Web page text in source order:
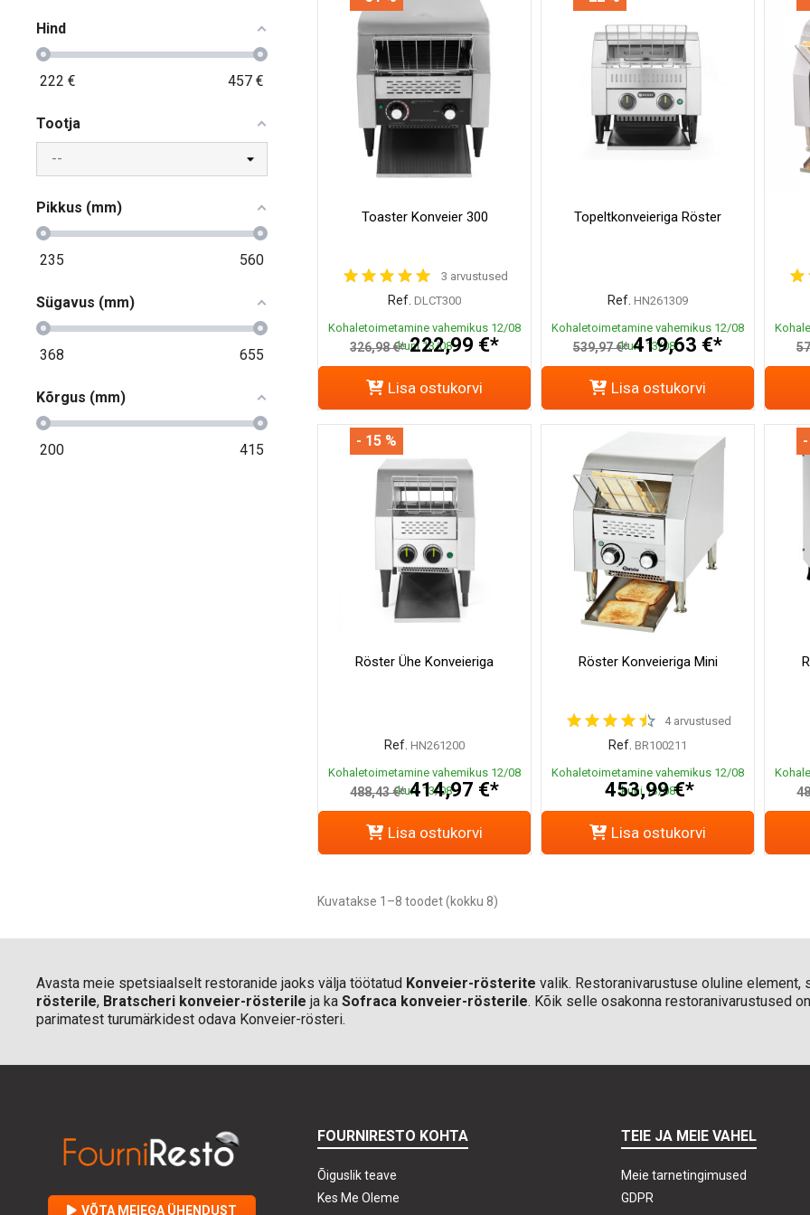
Hind
222 € 457 €
Tootja
Pikkus (mm)
235 560
Sügavus (mm)
368 655
Kõrgus (mm)
200 415
Toaster Konveier 300
3 arvustused
Ref. DLCT300
Kohaletoimetamine vahemikus 12/08
kuni 13/08
326,98 €* 222,99 €*
Lisa ostukorvi
Topeltkonveieriga Röster
Ref. HN261309
Kohaletoimetamine vahemikus 12/08
kuni 13/08
539,97 €* 419,63 €*
Lisa ostukorvi
Röster Ühe Konveieriga
Ref. HN261200
Kohaletoimetamine vahemikus 12/08
kuni 13/08
488,43 €* 414,97 €*
- 15 %
Lisa ostukorvi
Röster Konveieriga Mini
4 arvustused
Ref. BR100211
Kohaletoimetamine vahemikus 12/08
kuni 13/08
453,99 €*
Lisa ostukorvi
Kuvatakse 1–8 toodet (kokku 8)
Avasta meie spetsiaalselt restoranide jaoks välja töötatud Konveier-rösterite valik. Restoranivarustuse oluline element,
rösterile, Bratscheri konveier-rösterile ja ka Sofraca konveier-rösterile. Kõik selle osakonna restoranivarustused
parimatest turumärkidest odava Konveier-rösteri.
VÕTA MEIEGA ÜHENDUST
FOURNIRESTO KOHTA
Õiguslik teave
Kes Me Oleme
TEIE JA MEIE VAHEL
Meie tarnetingimused
GDPR